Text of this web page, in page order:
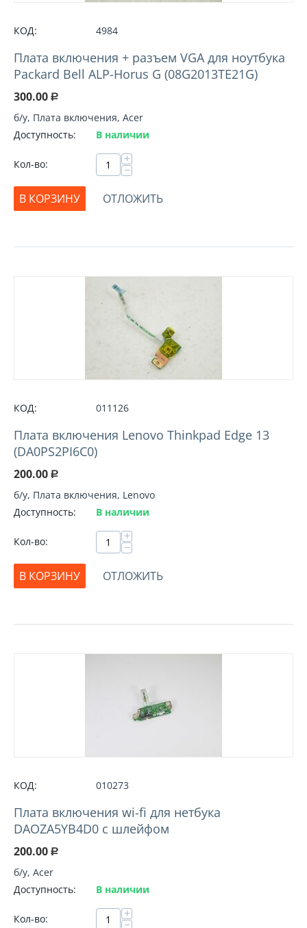
КОД: 4984
Плата включения + разъем VGA для ноутбука
Packard Bell ALP-Horus G (08G2013TE21G)
300.00 Р
б/у, Плата включения, Acer
Доступность:
В наличии
Кол-во: +
−
В КОРЗИНУ
ОТЛОЖИТЬ
КОД: 011126
Плата включения Lenovo Thinkpad Edge 13
(DA0PS2PI6C0)
200.00 Р
б/у, Плата включения, Lenovo
Доступность:
В наличии
Кол-во: +
−
В КОРЗИНУ
ОТЛОЖИТЬ
КОД: 010273
Плата включения wi-fi для нeтбука
DAOZA5YB4D0 с шлейфом
200.00 Р
б/у, Acer
Доступность:
В наличии
Кол-во: +
−